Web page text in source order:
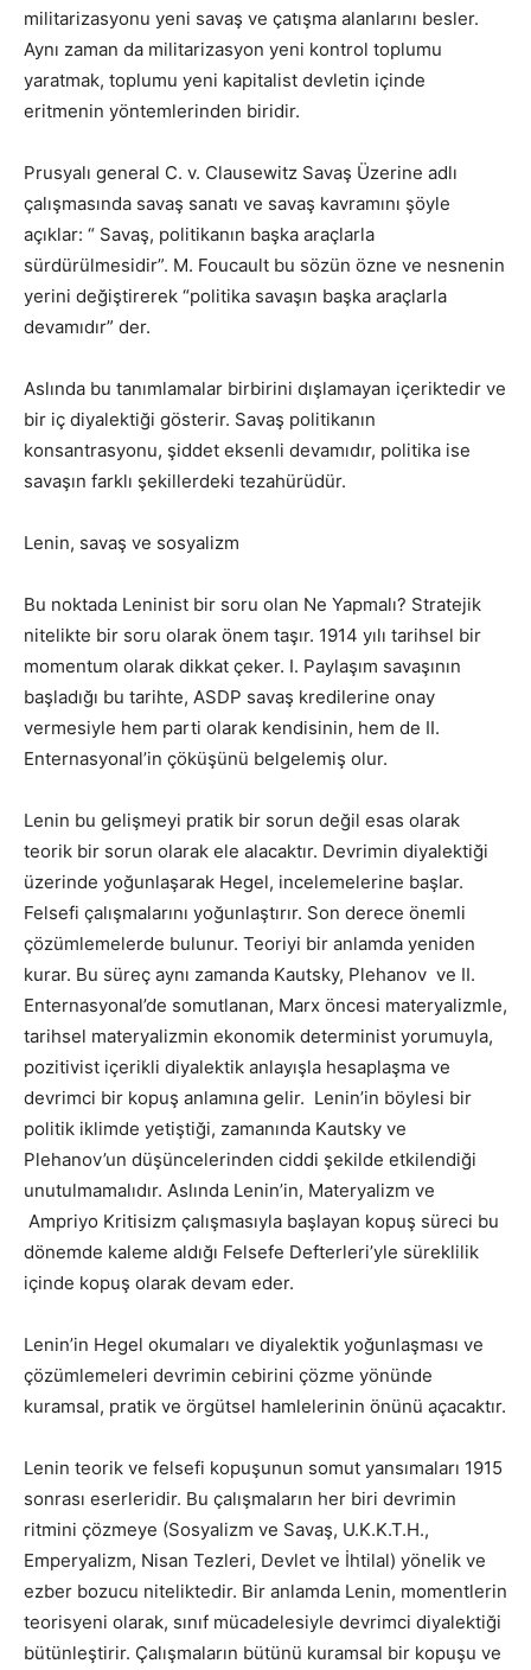
militarizasyonu yeni savaş ve çatışma alanlarını besler.
Aynı zaman da militarizasyon yeni kontrol toplumu
yaratmak, toplumu yeni kapitalist devletin içinde
eritmenin yöntemlerinden biridir.
Prusyalı general C. v. Clausewitz Savaş Üzerine adlı
çalışmasında savaş sanatı ve savaş kavramını şöyle
açıklar: “ Savaş, politikanın başka araçlarla
sürdürülmesidir”. M. Foucault bu sözün özne ve nesnenin
yerini değiştirerek “politika savaşın başka araçlarla
devamıdır” der.
Aslında bu tanımlamalar birbirini dışlamayan içeriktedir ve
bir iç diyalektiği gösterir. Savaş politikanın
konsantrasyonu, şiddet eksenli devamıdır, politika ise
savaşın farklı şekillerdeki tezahürüdür.
Lenin, savaş ve sosyalizm
Bu noktada Leninist bir soru olan Ne Yapmalı? Stratejik
nitelikte bir soru olarak önem taşır. 1914 yılı tarihsel bir
momentum olarak dikkat çeker. I. Paylaşım savaşının
başladığı bu tarihte, ASDP savaş kredilerine onay
vermesiyle hem parti olarak kendisinin, hem de II.
Enternasyonal’in çöküşünü belgelemiş olur.
Lenin bu gelişmeyi pratik bir sorun değil esas olarak
teorik bir sorun olarak ele alacaktır. Devrimin diyalektiği
üzerinde yoğunlaşarak Hegel, incelemelerine başlar.
Felsefi çalışmalarını yoğunlaştırır. Son derece önemli
çözümlemelerde bulunur. Teoriyi bir anlamda yeniden
kurar. Bu süreç aynı zamanda Kautsky, Plehanov ve II.
Enternasyonal’de somutlanan, Marx öncesi materyalizmle,
tarihsel materyalizmin ekonomik determinist yorumuyla,
pozitivist içerikli diyalektik anlayışla hesaplaşma ve
devrimci bir kopuş anlamına gelir. Lenin’in böylesi bir
politik iklimde yetiştiği, zamanında Kautsky ve
Plehanov’un düşüncelerinden ciddi şekilde etkilendiği
unutulmamalıdır. Aslında Lenin’in, Materyalizm ve
Ampriyo Kritisizm çalışmasıyla başlayan kopuş süreci bu
dönemde kaleme aldığı Felsefe Defterleri’yle süreklilik
içinde kopuş olarak devam eder.
Lenin’in Hegel okumaları ve diyalektik yoğunlaşması ve
çözümlemeleri devrimin cebirini çözme yönünde
kuramsal, pratik ve örgütsel hamlelerinin önünü açacaktır.
Lenin teorik ve felsefi kopuşunun somut yansımaları 1915
sonrası eserleridir. Bu çalışmaların her biri devrimin
ritmini çözmeye (Sosyalizm ve Savaş, U.K.K.T.H.,
Emperyalizm, Nisan Tezleri, Devlet ve İhtilal) yönelik ve
ezber bozucu niteliktedir. Bir anlamda Lenin, momentlerin
teorisyeni olarak, sınıf mücadelesiyle devrimci diyalektiği
bütünleştirir. Çalışmaların bütünü kuramsal bir kopuşu ve